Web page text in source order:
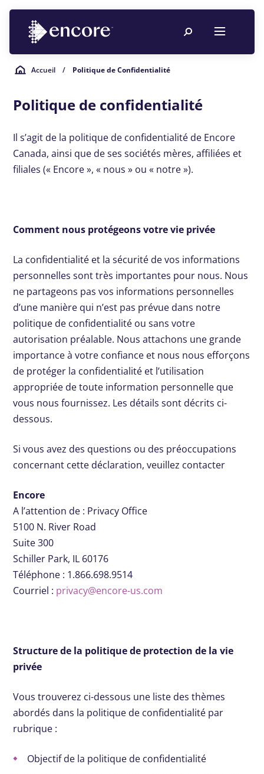
Accueil / Politique de Confidentialité
Politique de confidentialité
Il s’agit de la politique de confidentialité de Encore
Canada, ainsi que de ses sociétés mères, affiliées et
filiales (« Encore », « nous » ou « notre »).
Comment nous protégeons votre vie privée
La confidentialité et la sécurité de vos informations
personnelles sont très importantes pour nous. Nous
ne partageons pas vos informations personnelles
d’une manière qui n’est pas prévue dans notre
politique de confidentialité ou sans votre
autorisation préalable. Nous attachons une grande
importance à votre confiance et nous nous efforçons
de protéger la confidentialité et l’utilisation
appropriée de toute information personnelle que
vous nous fournissez. Les détails sont décrits ci-
dessous.
Si vous avez des questions ou des préoccupations
concernant cette déclaration, veuillez contacter
Encore
A l’attention de : Privacy Office
5100 N. River Road
Suite 300
Schiller Park, IL 60176
Téléphone : 1.866.698.9514
Courriel : privacy@encore-us.com
Structure de la politique de protection de la vie
privée
Vous trouverez ci-dessous une liste des thèmes
abordés dans la politique de confidentialité par
rubrique :
Objectif de la politique de confidentialité